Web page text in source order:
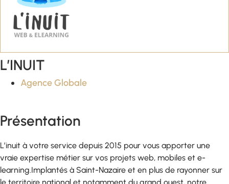
L’INUIT
Agence Globale
Présentation
L’inuit à votre service depuis 2015 pour vous apporter une
vraie expertise métier sur vos projets web, mobiles et e-
learning.Implantés à Saint-Nazaire et en plus de rayonner sur